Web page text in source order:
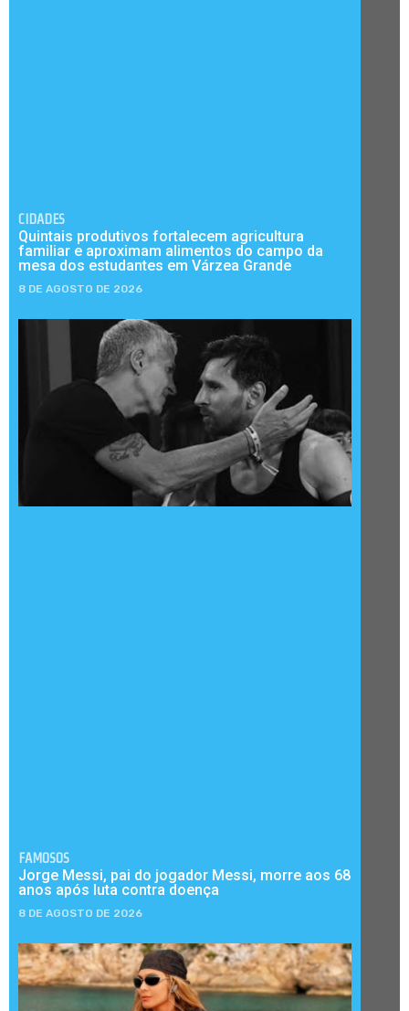
CIDADES
Quintais produtivos fortalecem agricultura
familiar e aproximam alimentos do campo da
mesa dos estudantes em Várzea Grande
8 DE AGOSTO DE 2026
FAMOSOS
Jorge Messi, pai do jogador Messi, morre aos 68
anos após luta contra doença
8 DE AGOSTO DE 2026